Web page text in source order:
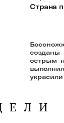
Страна
острым